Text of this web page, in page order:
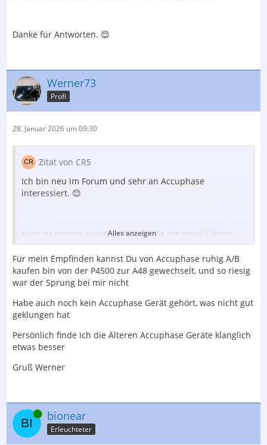
Danke für Antworten. 😊
Werner73
Profi
28. Januar 2026 um 09:30
Zitat von CR5
Ich bin neu im Forum und sehr an Accuphase
interessiert. 😊
Kurz zu meiner Anlage, ich betreibe die neue Canton
Reference 5 an einem NAD M33. Hatte schon diverse
Verstärker und Lautsprecher unterschiedlicher
Hersteller in Betrieb und hatte vor den Reference 5 die
große Reference 3K von Canton. Da ich mich
Klangsignatur von Canton sehr gut gefällt, bin ich jetzt
bei der „kleinen“ Reference 5 gelandet. Meine
vorherigen Lautsprecher, die 3K, waren extrem
bassstark und auch etwas zickig bzgl. Aufstellung, daher
hatte ich mich seinerzeit für den NAD M33 entschieden,
der Dirac an Bord hat. Jetzt mit den Reference 5 ist eine
bassstark, was eine Einmessung eigentlich nicht mehr
nötig macht.
Alles anzeigen
Für mein Empfinden kannst Du von Accuphase ruhig A/B
kaufen bin von der P4500 zur A48 gewechselt, und so riesig
war der Sprung bei mir nicht
Habe auch noch kein Accuphase Gerät gehört, was nicht gut
geklungen hat
Persönlich finde ich die Älteren Accuphase Geräte klanglich
etwas besser
Gruß Werner
Online bionear
Erleuchteter